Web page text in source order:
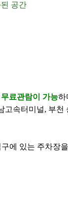
공간
료관람이 가능하
고속터미널, 부천
에 있는 주차장